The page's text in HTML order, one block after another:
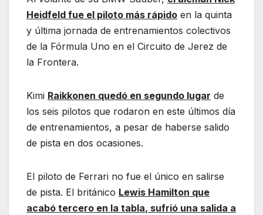
Heidfeld fue el piloto más rápido en la quinta
y última jornada de entrenamientos colectivos
de la Fórmula Uno en el Circuito de Jerez de
la Frontera.
Kimi Raikkonen quedó en segundo lugar de
los seis pilotos que rodaron en este últimos día
de entrenamientos, a pesar de haberse salido
de pista en dos ocasiones.
El piloto de Ferrari no fue el único en salirse
de pista. El británico Lewis Hamilton que
acabó tercero en la tabla, sufrió una salida a